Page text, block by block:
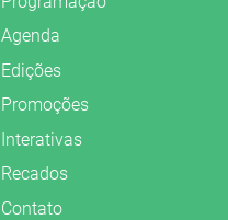
Agenda
Edições
Promoções
Interativas
Recados
Contato